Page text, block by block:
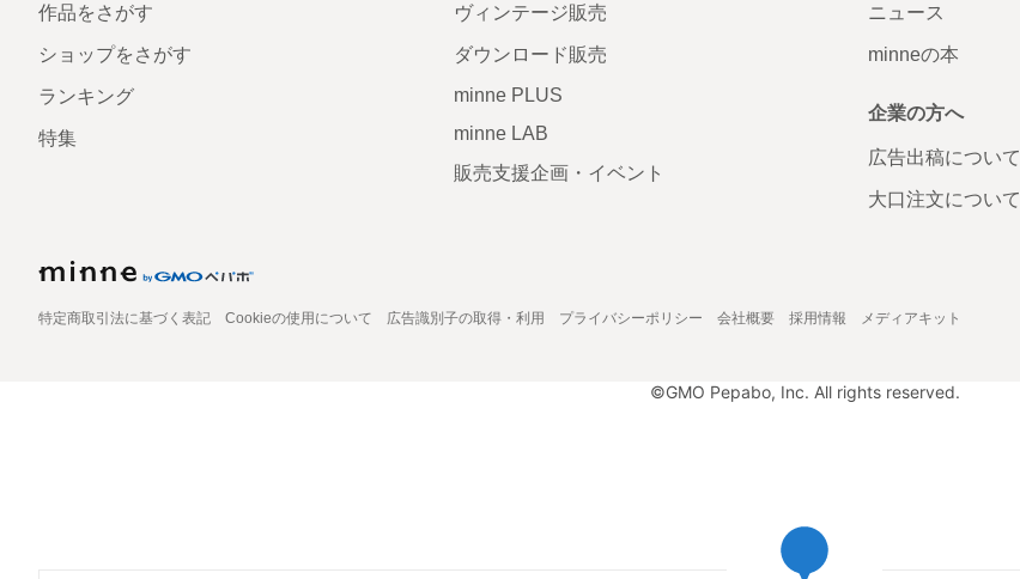
作品をさがす
ショップをさがす
ランキング
特集
ヴィンテージ販売
ダウンロード販売
minne PLUS
minne LAB
販売支援企画・イベント
ニュース
minneの本
企業の方へ
広告出稿について
大口注文について
特定商取引法に基づく表記 Cookieの使用について 広告識別子の取得・利用 プライバシーポリシー 会社概要 採用情報 メディアキット
©GMO Pepabo, Inc. All rights reserved.